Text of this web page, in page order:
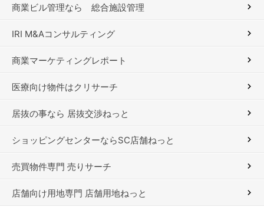
商業ビル管理なら 総合施設管理
IRI M&Aコンサルティング
商業マーケティングレポート
医療向け物件はクリサーチ
居抜の事なら 居抜交渉ねっと
ショッピングセンターならSC店舗ねっと
売買物件専門 売りサーチ
店舗向け用地専門 店舗用地ねっと